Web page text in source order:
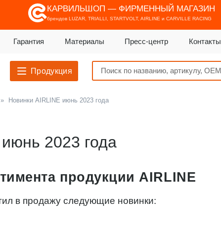
КАРВИЛЬШОП — ФИРМЕННЫЙ МАГАЗИН
брендов LUZAR, TRIALLI, STARTVOLT, AIRLINE и CARVILLE RACING
Гарантия Материалы Пресс-центр Контакты
Продукция
» Новинки AIRLINE июнь 2023 года
2023 года
продукции AIRLINE
в продажу следующие новинки: